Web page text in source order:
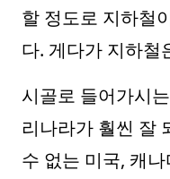
할 정도로 지하철
다. 게다가 지하철
시골로 들어가시
리나라가 훨씬 잘
수 없는 미국, 캐